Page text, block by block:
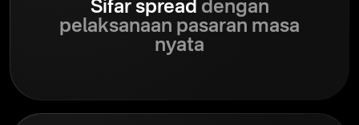
Sifar spread dengan
pelaksanaan pasaran masa
nyata